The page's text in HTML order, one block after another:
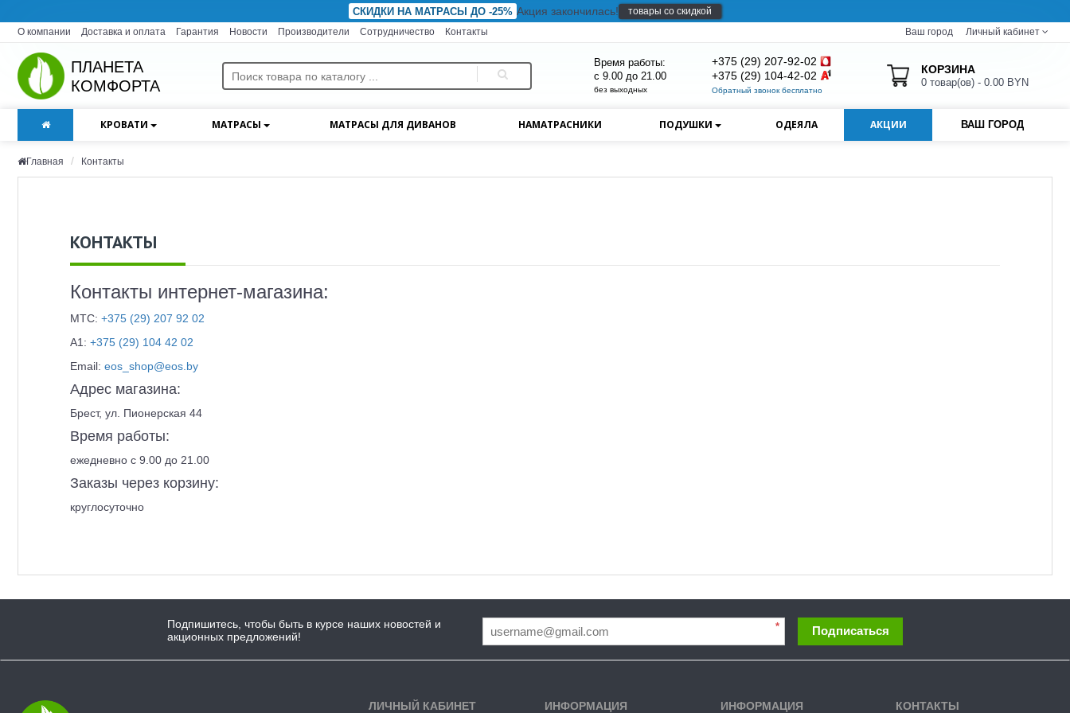
СКИДКИ НА МАТРАСЫ ДО -25% Акция закончилась!
товары со скидкой
О компании
Доставка и оплата Гарантия Новости Производители Сотрудничество Контакты Ваш город Личный кабинет
ПЛАНЕТА
КОМФОРТА
Время работы:
с 9.00 до 21.00
без выходных
+375 (29) 207-92-02
+375 (29) 104-42-02
Обратный звонок бесплатно
КОРЗИНА
0 товар(ов) - 0.00 BYN
КРОВАТИ МАТРАСЫ МАТРАСЫ ДЛЯ ДИВАНОВ НАМАТРАСНИКИ ПОДУШКИ ОДЕЯЛА АКЦИИ ВАШ ГОРОД
Главная Контакты
КОНТАКТЫ
Контакты интернет-магазина:
МТС: +375 (29) 207 92 02
A1: +375 (29) 104 42 02
Email: eos_shop@eos.by
Адрес магазина:
Брест, ул. Пионерская 44
Время работы:
ежедневно с 9.00 до 21.00
Заказы через корзину:
круглосуточно
Подпишитесь, чтобы быть в курсе наших новостей и
акционных предложений!
* Подписаться
ЛИЧНЫЙ КАБИНЕТ ИНФОРМАЦИЯ ИНФОРМАЦИЯ КОНТАКТЫ